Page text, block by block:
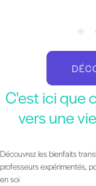
C'est ici que
vers une
Découvrez les bienfaits
professeurs expérimentés,
en soi